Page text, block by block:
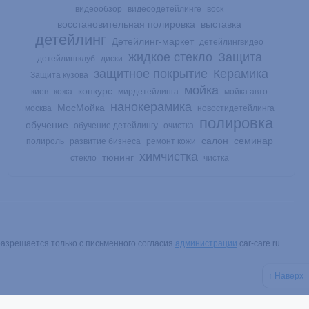
↑ Наверх
видеообзор
видеоодетейлинге воск
восстановительная полировка выставка
детейлинг Детейлинг-маркет
детейлингвидео
детейлингклуб
диски жидкое стекло Защита
Защита кузова защитное покрытие Керамика
киев кожа конкурс мирдетейлинга мойка
мойка авто
москва
МосМойка нанокерамика новостидетейлинга
обучение обучение детейлингу очистка полировка
полироль развитие бизнеса ремонт кожи салон семинар
стекло тюнинг химчистка чистка
только с письменного согласия администрации car-care.ru